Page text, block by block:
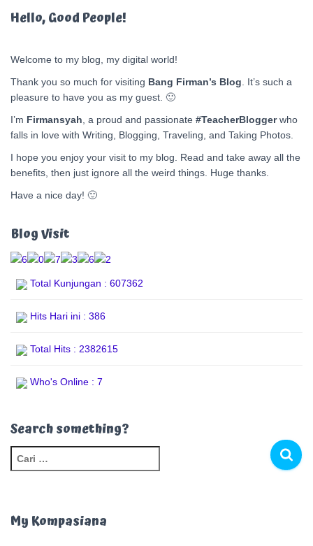
Hello, Good People!
Welcome to my blog, my digital world!
Thank you so much for visiting Bang Firman’s Blog . It’s such a
pleasure to have you as my guest. 🙂
I’m Firmansyah , a proud and passionate #TeacherBloggerwho
falls in love with Writing, Blogging, Traveling, and Taking Photos.
I hope you enjoy your visit to my blog. Read and take away all the
benefits, then just ignore all the weird things. Huge thanks.
Have a nice day! 🙂
Blog Visit
Total Kunjungan : 607362
Hits Hari ini : 386
Total Hits : 2382615
Who's Online : 7
Search something?
a
u
My Kompasiana